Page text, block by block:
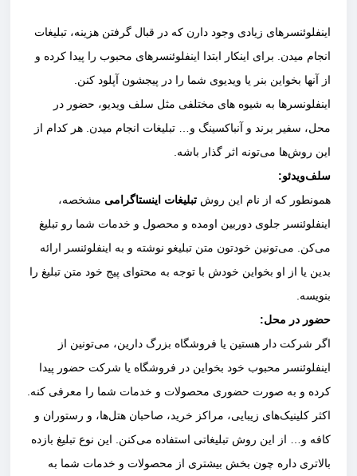
اینفلوئنسرهای زیادی وجود دارن که در قبال گرفتن هزینه، تبلیغات
انجام میدن. برای اینکار ابتدا اینفلوئنسرهای محبوب را پیدا کرده و
از آنها بخواین بنر یا ویدیوی‌ شما را در پیجشون آپلود کنن.
اینفلونسرها به شیوه های مختلفی مثل سلف ویدیو، حضور در
محل، سفیر برند و آنباکسینگ و… تبلیغات انجام میدن. هر کدام از
این روش‌ها می‌تونه اثر گذار باشه.
سلف‌ویدئو:
همونطور که از نام این روش تبلیغات اینستاگرامی مشخصه،
اینفلوئنسر جلوی دوربین اومده و محصول و خدمات شما رو تبلیغ
می‌کن. می‌تونین خودتون متن تبلیغو نوشته و به اینفلوئنسر ارائه
بدین یا از او بخواین خودش با توجه به محتوای پیج خود متن تبلیغ را
بنویسه.
حضور در محل:
اگر شرکت دار هستین یا فروشگاه بزرگ دارین، می‌تونین از
اینفلوئنسر محبوب خود بخواین در فروشگاه یا شرکت حضور پیدا
کرده و به صورت حضوری محصولات و خدمات شما را معرفی کنه.
اکثر کلینیک‌های زیبایی، مراکز خرید، صاحبان هتل‌ها، و رستوران و
کافه و… از این روش تبلیغاتی استفاده می‌کنن. این نوع تبلیغ بازده
بالاتری داره چون بخش بیشتری از محصولات و خدمات شما به